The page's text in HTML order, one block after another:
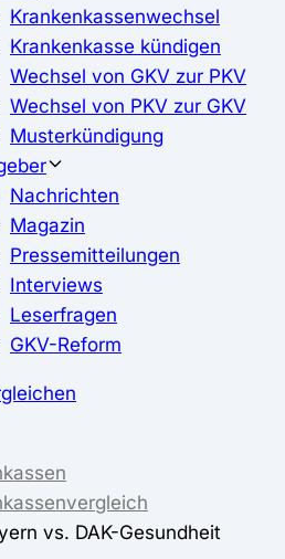
Krankenkassenwechsel
Krankenkasse kündigen
Wechsel von GKV zur PKV
Wechsel von PKV zur GKV
Musterkündigung
Nachrichten
Magazin
Pressemitteilungen
Interviews
Leserfragen
GKV-Reform
vs. DAK-Gesundheit